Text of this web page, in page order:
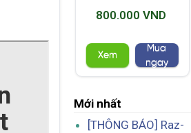
800.000 VND
Xem
Mua
ngay
Mới nhất
[THÔNG BÁO] Raz-